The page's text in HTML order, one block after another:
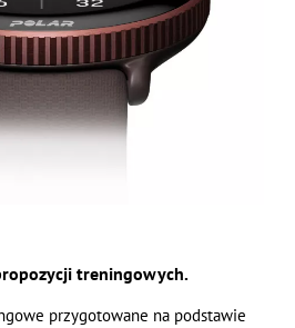
treningowych.
przygotowane na podstawie